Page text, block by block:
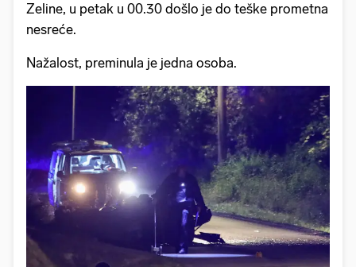
Zeline, u petak u 00.30 došlo je do teške prometna
nesreće.
Nažalost, preminula je jedna osoba.